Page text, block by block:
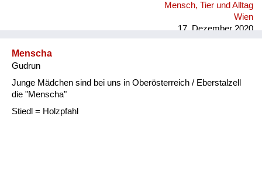
Mensch, Tier und Alltag
Wien
17. Dezember 2020
Menscha
Gudrun
Junge Mädchen sind bei uns in Oberösterreich / Eberstalzell
die "Menscha"
Stiedl = Holzpfahl